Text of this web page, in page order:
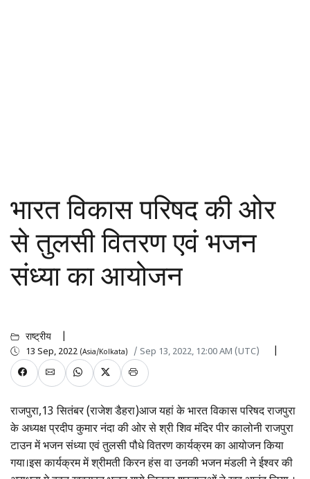
भारत विकास परिषद की ओर
से तुलसी वितरण एवं भजन
संध्या का आयोजन
राष्ट्रीय
13 Sep, 2022 (Asia/Kolkata) / Sep 13, 2022, 12:00 AM (UTC)
राजपुरा,13 सितंबर (राजेश डैहरा)आज यहां के भारत विकास परिषद राजपुरा
के अध्यक्ष प्रदीप कुमार नंदा की ओर से श्री शिव मंदिर पीर कालोनी राजपुरा
टाउन में भजन संध्या एवं तुलसी पौधे वितरण कार्यक्रम का आयोजन किया
गया।इस कार्यक्रम में श्रीमती किरन हंस वा उनकी भजन मंडली ने ईश्वर की